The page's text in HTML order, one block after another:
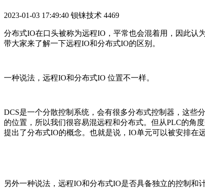
2023-01-03 17:49:40 钡铼技术 4469
分布式IO在口头被称为远程IO，平常也会混着用，因此认
带大家来了解一下远程IO和分布式IO的区别。
一种说法，远程IO和分布式IO 位置不一样。
DCS是一个分散控制系统，会有很多分布式控制器，这些
的位置，所以我们很容易混远程和分布式。但从PLC的角
提出了分布式IO的概念。也就是说，IO单元可以被安排在
另外一种说法，远程IO和分布式IO是否具备独立的控制和计